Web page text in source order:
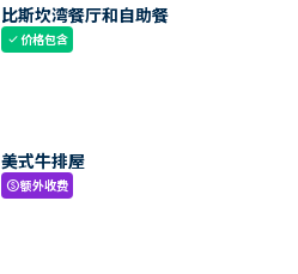
比斯坎湾餐厅和自助餐
check价格包含
美式牛排屋
paid额外收费